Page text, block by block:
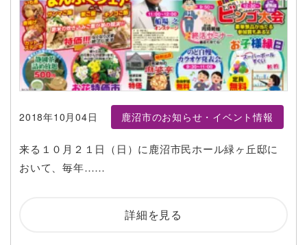
2018年10月04日 鹿沼市のお知らせ・イベント情報
来る１０月２１日（日）に鹿沼市民ホール緑ヶ丘邸に
おいて、毎年……
詳細を見る